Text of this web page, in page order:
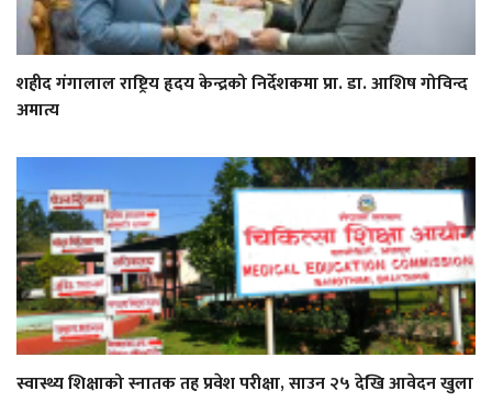
शहीद गंगालाल राष्ट्रिय हृदय केन्द्रको निर्देशकमा प्रा. डा. आशिष गोविन्द
अमात्य
स्वास्थ्य शिक्षाको स्नातक तह प्रवेश परीक्षा, साउन २५ देखि आवेदन खुला